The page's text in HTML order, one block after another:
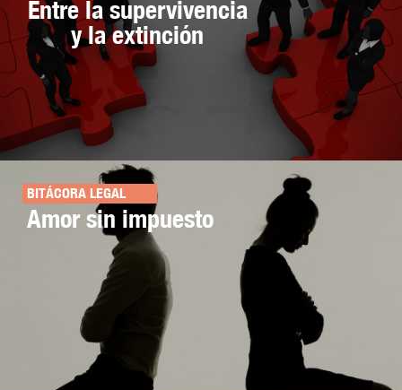
Entre la supervivencia
y la extinción
BITÁCORA LEGAL
Amor sin impuesto